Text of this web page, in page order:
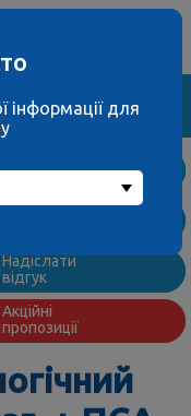
Знайти
Адреси
Надіслати
відгук
Акційні
пропозиції
інформації для